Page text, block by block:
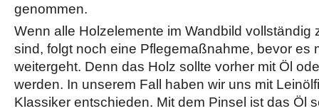
genommen.
Wenn alle Holzelemente im Wandbild vollständig
sind, folgt noch eine Pflegemaßnahme, bevor es
weitergeht. Denn das Holz sollte vorher mit Öl
werden. In unserem Fall haben wir uns mit
Klassiker entschieden. Mit dem Pinsel ist das Öl